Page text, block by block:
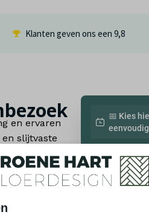
Klanten geven ons een9,8
en ervaren
slijtvaste
te
📅 Kies
Jouw